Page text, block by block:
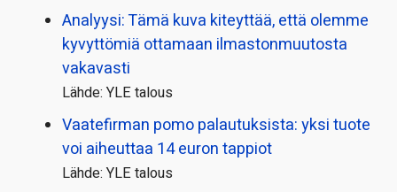
Analyysi: Tämä kuva kiteyttää, että olemme
kyvyttömiä ottamaan ilmaston­muutosta
vakavasti
Lähde: YLE talous
Vaatefirman pomo palautuksista: yksi tuote
voi aiheuttaa 14 euron tappiot
Lähde: YLE talous